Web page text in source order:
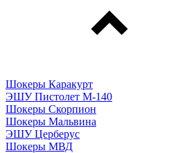
Шокеры Каракурт
ЭШУ Пистолет М-140
Шокеры Скорпион
Шокеры Мальвина
ЭШУ Церберус
Шокеры МВД